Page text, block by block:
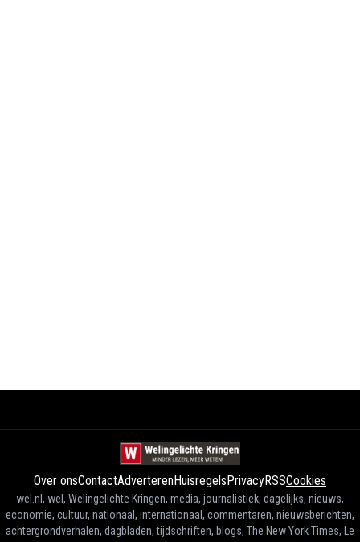
Over onsContactAdverterenHuisregelsPrivacyRSSCookies
wel.nl, wel, Welingelichte Kringen, media, journalistiek, dagelijks, nieuws,
economie, cultuur, nationaal, internationaal, commentaren, nieuwsberichten,
achtergrondverhalen, dagbladen, tijdschriften, blogs, The New York Times, Le